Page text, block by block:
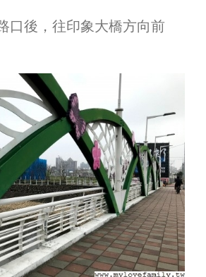
口後，往印象大橋方向前